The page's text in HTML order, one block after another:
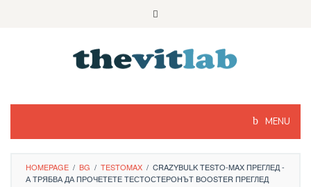
MENU
HOMEPAGE / BG / TESTOMAX / CRAZYBULK TESTO-MAX ПРЕГЛЕД -
А ТРЯБВА ДА ПРОЧЕТЕТЕ ТЕСТОСТЕРОНЪТ BOOSTER ПРЕГЛЕД